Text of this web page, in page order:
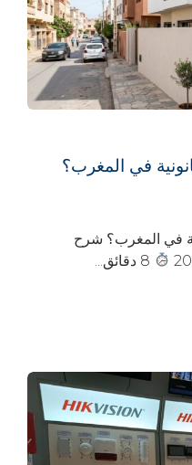
في المغرب؟
في المغرب؟ شرح